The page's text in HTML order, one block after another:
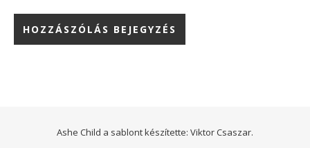
Ashe Child a sablont készítette: Viktor Csaszar.